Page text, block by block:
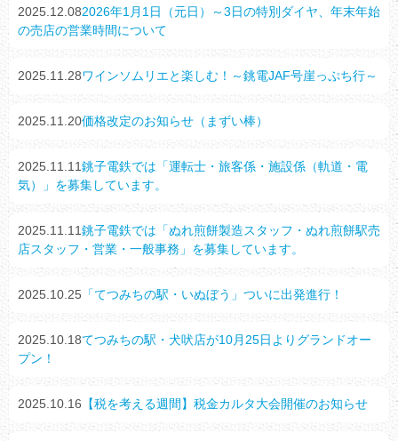
2025.12.082026年1月1日（元日）～3日の特別ダイヤ、年末年始
の売店の営業時間について
2025.11.28ワインソムリエと楽しむ！～銚電JAF号崖っぷち行～
2025.11.20価格改定のお知らせ（まずい棒）
2025.11.11銚子電鉄では「運転士・旅客係・施設係（軌道・電
気）」を募集しています。
2025.11.11銚子電鉄では「ぬれ煎餅製造スタッフ・ぬれ煎餅駅売
店スタッフ・営業・一般事務」を募集しています。
2025.10.25 「てつみちの駅・いぬぼう」ついに出発進行！
2025.10.18てつみちの駅・犬吠店が10月25日よりグランドオー
プン！
2025.10.16 【税を考える週間】税金カルタ大会開催のお知らせ